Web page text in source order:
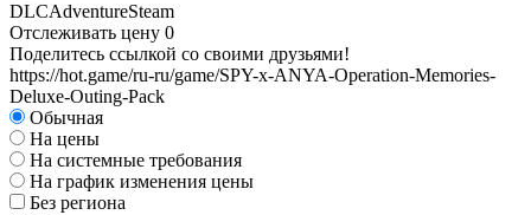
DLCAdventureSteam
Отслеживать цену 0
Поделитесь ссылкой со своими друзьями!
https://hot.game/ru-ru/game/SPY-x-ANYA-Operation-Memories-
Deluxe-Outing-Pack
Обычная
На цены
На системные требования
На график изменения цены
Без региона